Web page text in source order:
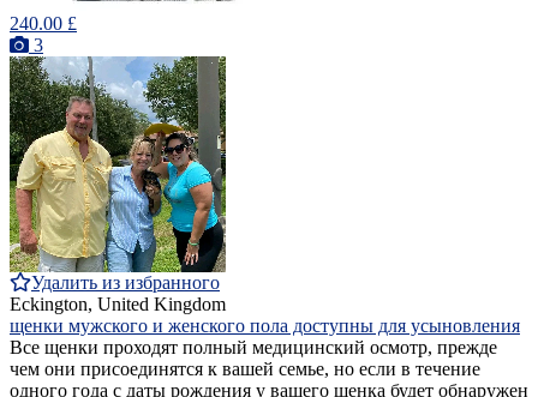
240.00 £
3
Удалить из избранного
Eckington, United Kingdom
щенки мужского и женского пола доступны для усыновления
Все щенки проходят полный медицинский осмотр, прежде
чем они присоединятся к вашей семье, но если в течение
одного года с даты рождения у вашего щенка будет обнаружен